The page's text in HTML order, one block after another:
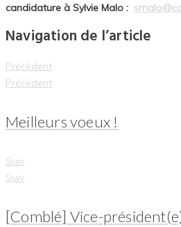
candidature à Sylvie Malo :
Navigation de l’article
Précédent
Précédent
Meilleurs voeux !
Suiv
Suiv
[Comblé] Vice-